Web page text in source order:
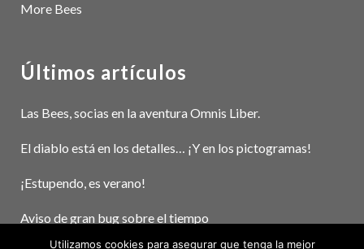
More Bees
Últimos artículos
Las Bees, socias en la aventura Omnis Liber.
El diablo está en los detalles… ¡Y en los pictogramas!
¡Estupendo, es verano!
Aviso de gran bug sobre el tiempo
Utilizamos cookies para asegurar que tenga la mejor